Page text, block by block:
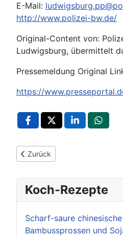
E-Mail:
http://www.polizei-bw.de/
Original-Content von:
Ludwigsburg, übermittelt
Pressemeldung Original
https://
Vorheriger Beitrag: POL-LB:
Zurück
Koch-Rezepte
Scharf-saure
Bambussprossen und